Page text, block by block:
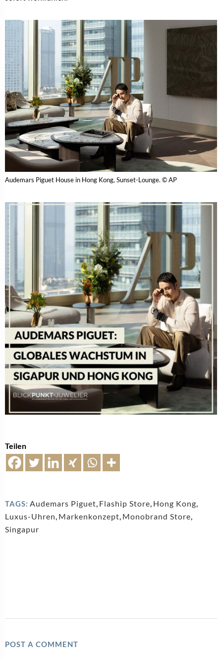
Audemars Piguet House in Hong Kong, Sunset-Lounge. © AP
Teilen
TAGS: Audemars Piguet, Flaship Store, Hong Kong,
Luxus-Uhren, Markenkonzept, Monobrand Store,
Singapur
POST A COMMENT